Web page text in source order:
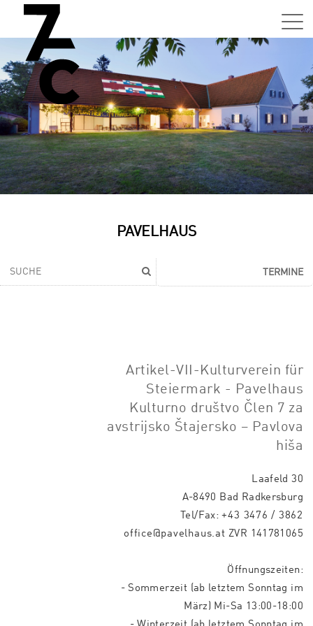
PAVELHAUS
TERMINE
Artikel-VII-Kulturverein für
Steiermark - Pavelhaus
Kulturno društvo Člen 7 za
avstrijsko Štajersko – Pavlova
hiša
Laafeld 30
A-8490 Bad Radkersburg
Tel/Fax:+43 3476 / 3862
office@pavelhaus.at ZVR 141781065
Öffnungszeiten:
- Sommerzeit (ab letztem Sonntag im
März) Mi-Sa 13:00-18:00